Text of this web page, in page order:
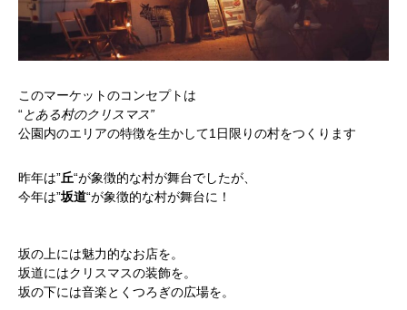
このマーケットのコンセプトは
“とある村のクリスマス”
公園内のエリアの特徴を生かして1日限りの村をつくります
昨年は”丘“が象徴的な村が舞台でしたが、
今年は”坂道“が象徴的な村が舞台に！
坂の上には魅力的なお店を。
坂道にはクリスマスの装飾を。
坂の下には音楽とくつろぎの広場を。